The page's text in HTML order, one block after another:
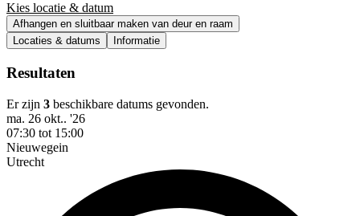
Kies locatie & datum
Afhangen en sluitbaar maken van deur en raam
Locaties & datums
Informatie
Resultaten
Er zijn 3 beschikbare datums gevonden.
ma. 26 okt.. '26
07:30 tot 15:00
Nieuwegein
Utrecht